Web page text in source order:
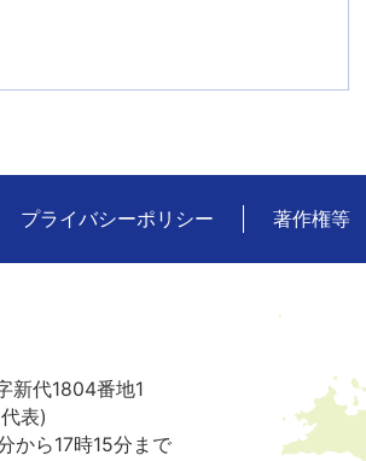
プライバシーポリシー 著作権等
新代1804番地1
表)
から17時15分まで
を
記